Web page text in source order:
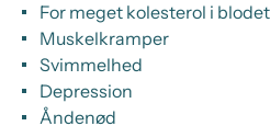
For meget kolesterol i blodet
Muskelkramper
Svimmelhed
Depression
Åndenød